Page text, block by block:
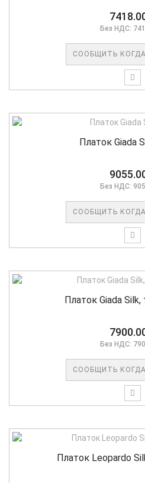
Без НДС:
СООБЩИТЬ
Платок Giada
Без НДС:
СООБЩИТЬ
Платок Giada
Без НДС:
СООБЩИТЬ
Платок Leopardo